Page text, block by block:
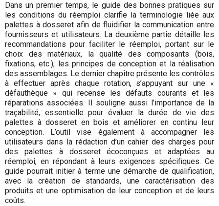
Dans un premier temps, le guide des bonnes pratiques sur
les conditions du réemploi clarifie la terminologie liée aux
palettes à dosseret afin de fluidifier la communication entre
fournisseurs et utilisateurs. La deuxième partie détaille les
recommandations pour faciliter le réemploi, portant sur le
choix des matériaux, la qualité des composants (bois,
fixations, etc.), les principes de conception et la réalisation
des assemblages. Le dernier chapitre présente les contrôles
à effectuer après chaque rotation, s’appuyant sur une «
défauthèque » qui recense les défauts courants et les
réparations associées. Il souligne aussi l’importance de la
traçabilité, essentielle pour évaluer la durée de vie des
palettes à dosseret en bois et améliorer en continu leur
conception. L’outil vise également à accompagner les
utilisateurs dans la rédaction d’un cahier des charges pour
des palettes à dosseret écoconçues et adaptées au
réemploi, en répondant à leurs exigences spécifiques. Ce
guide pourrait initier à terme une démarche de qualification,
avec la création de standards, une caractérisation des
produits et une optimisation de leur conception et de leurs
coûts.